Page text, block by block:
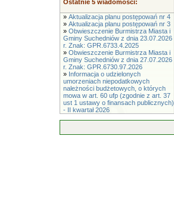
Ostatnie 5 wiadomości:
» Aktualizacja planu postępowań nr 4
» Aktualizacja planu postępowań nr 3
» Obwieszczenie Burmistrza Miasta i
Gminy Suchedniów z dnia 23.07.2026
r. Znak: GPR.6733.4.2025
» Obwieszczenie Burmistrza Miasta i
Gminy Suchedniów z dnia 27.07.2026
r. Znak: GPR.6730.97.2026
» Informacja o udzielonych
umorzeniach niepodatkowych
należności budżetowych, o których
mowa w art. 60 ufp (zgodnie z art. 37
ust 1 ustawy o finansach publicznych)
- II kwartał 2026